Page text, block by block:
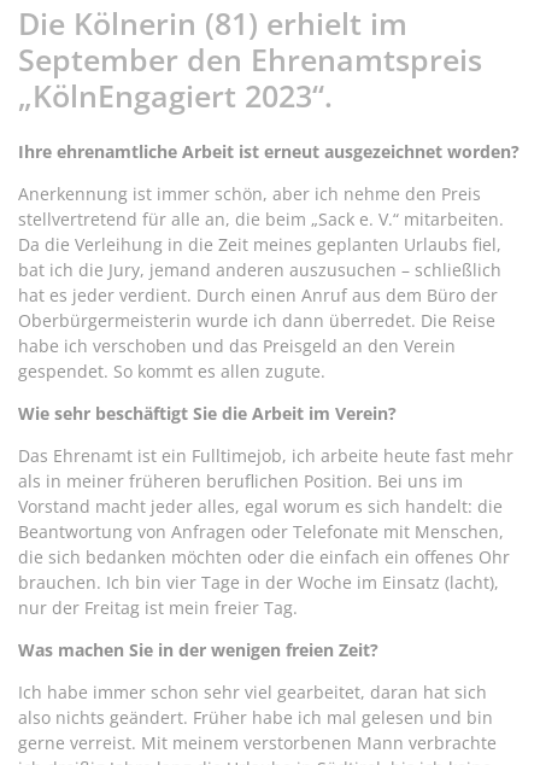
Die Kölnerin (81) erhielt im
September den Ehrenamtspreis
„KölnEngagiert 2023“.
Ihre ehrenamtliche Arbeit ist erneut ausgezeichnet worden?
Anerkennung ist immer schön, aber ich nehme den Preis
stellvertretend für alle an, die beim „Sack e. V.“ mitarbeiten.
Da die Verleihung in die Zeit meines geplanten Urlaubs fiel,
bat ich die Jury, jemand anderen auszusuchen – schließlich
hat es jeder verdient. Durch einen Anruf aus dem Büro der
Oberbürgermeisterin wurde ich dann überredet. Die Reise
habe ich verschoben und das Preisgeld an den Verein
gespendet. So kommt es allen zugute.
Wie sehr beschäftigt Sie die Arbeit im Verein?
Das Ehrenamt ist ein Fulltimejob, ich arbeite heute fast mehr
als in meiner früheren beruflichen Position. Bei uns im
Vorstand macht jeder alles, egal worum es sich handelt: die
Beantwortung von Anfragen oder Telefonate mit Menschen,
die sich bedanken möchten oder die einfach ein offenes Ohr
brauchen. Ich bin vier Tage in der Woche im Einsatz (lacht),
nur der Freitag ist mein freier Tag.
Was machen Sie in der wenigen freien Zeit?
Ich habe immer schon sehr viel gearbeitet, daran hat sich
also nichts geändert. Früher habe ich mal gelesen und bin
gerne verreist. Mit meinem verstorbenen Mann verbrachte